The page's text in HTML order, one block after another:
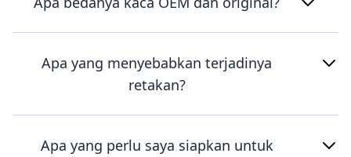
Apa yang menyebabkan terjadinya
retakan?
Apa yang perlu saya siapkan untuk